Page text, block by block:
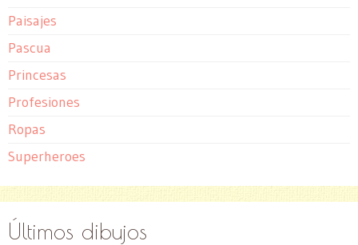
Paisajes
Pascua
Princesas
Profesiones
Ropas
Superheroes
Últimos dibujos